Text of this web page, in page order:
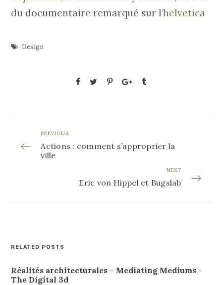
du documentaire remarqué sur l’helvetica
Design
PREVIOUS
Actions : comment s’approprier la
ville
NEXT
Eric von Hippel et Bugslab
RELATED POSTS
Réalités architecturales – Mediating Mediums –
The Digital 3d